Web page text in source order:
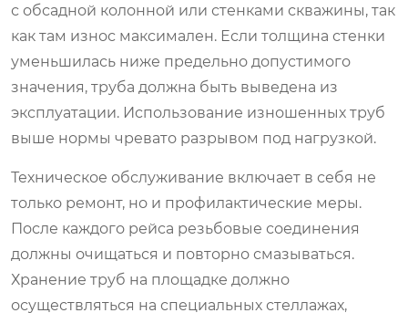
с обсадной колонной или стенками скважины, так
как там износ максимален. Если толщина стенки
уменьшилась ниже предельно допустимого
значения, труба должна быть выведена из
эксплуатации. Использование изношенных труб
выше нормы чревато разрывом под нагрузкой.
Техническое обслуживание включает в себя не
только ремонт, но и профилактические меры.
После каждого рейса резьбовые соединения
должны очищаться и повторно смазываться.
Хранение труб на площадке должно
осуществляться на специальных стеллажах,